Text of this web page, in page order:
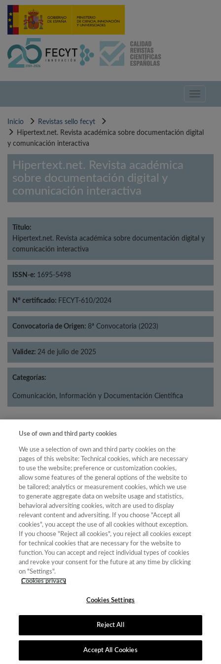
Pasar
contenido
Toggle
Inicio
Revistas sello fecyt
Hipertext.net. Revista académica sobre documentación digital
y comunicación interactiva
Hipertext.net. Revista académica
sobre documentación digital y
comunicación interactiva
Título:
Hipertext.net. Revista académica sobre documentación digital y
comunicación interactiva
ISSN-e: 1695-5498
Nº certificado: FECYT-610/2024
Convocatoria de Origen: 8ª Convocatoria (2023)
Validez: 24 de julio de 2025
Categorías:
Comunicación, Información y Documentación Científica
Año
Año Filtrar
Año Categoría Puntuación Posición
Total
de
revistas
2023
Comunicación,
Información y
Documentación
Científica
14.11 30 32
calidad|Aviso Legal y Política de Privacidad
Use of own and third party cookies
We use a selection of own and third party cookies on the
pages of this website: Technical cookies, which are necessary
to use the website; preference or customization cookies,
allow some features of the general options of the website to
be tailored; analytics or measurement cookies, which we use
to generate aggregate data on website usage and statistics,
behavioral adversiting cookies, witch are used to display
relevant content and adversiting. If you choose "Accept all
cookies", you accept the use of all cookies without exception.
If you choose "Reject all cookies", you reject all cookies except
for technical cookies that are necessary for the website to
function. You can accept and reject individual types of cookies
and revoke your consent for the future at any time by clicking
on "Settings".
Cookies privacy
Cookies Settings
Reject All
Accept All Cookies